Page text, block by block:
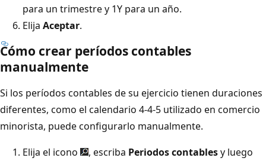
para un trimestre y 1Y para un año.
Elija Aceptar.
Cómo crear períodos contables
manualmente
Si los períodos contables de su ejercicio tienen duraciones
diferentes, como el calendario 4-4-5 utilizado en comercio
minorista, puede configurarlo manualmente.
Elija el icono
, escriba Periodos contablesy luego